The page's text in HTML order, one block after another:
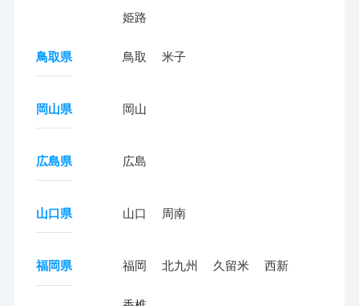
姫路
鳥取県 鳥取 米子
岡山県 岡山
広島県 広島
山口県 山口 周南
福岡県 福岡 北九州 久留米 西新